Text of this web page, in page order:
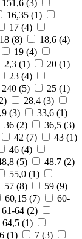
151,6 (3)
16,35 (1)
17 (4)
18 (8) 18,6 (4)
19 (4)
2,3 (1) 20 (1)
23 (4)
240 (5) 25 (1)
2) 28,4 (3)
(3) 33,6 (1)
36 (2) 36,5 (3)
42 (7) 43 (1)
46 (4)
(5) 48.7 (2)
55,0 (1)
57 (8) 59 (9)
60,15 (7)
60-
61-64 (2)
64,5 (1)
(1) 7 (3)